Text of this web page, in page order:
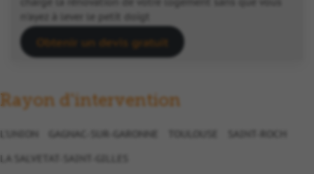
n’ayez à lever le petit doigt
Obtenir un devis gratuit
Rayon d'intervention
L'UNION
LA SALVETAT-SAINT-GILLES